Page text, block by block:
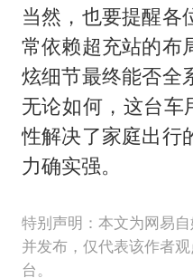
当然，也要提醒各
常依赖超充站的布
炫细节最终能否全
无论如何，这台车
性解决了家庭出行
力确实强。
特别声明：本文为网易
并发布，仅代表该作者
台。